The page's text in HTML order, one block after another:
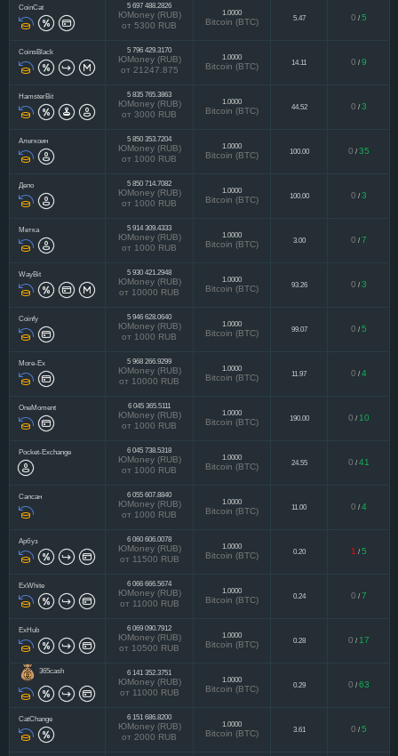
CoinCat 5 697 488.2826
ЮMoney (RUB)
от 5300 RUB
1.0000
Bitcoin (BTC) 5.47 0 / 5
CoinsBlack 5 796 429.3170
ЮMoney (RUB)
от 21247.875
1.0000
Bitcoin (BTC) 14.11 0 / 9
HamsterBit 5 835 765.3863
ЮMoney (RUB)
от 3000 RUB
1.0000
Bitcoin (BTC) 44.52 0 / 3
Альткоин 5 850 353.7204
ЮMoney (RUB)
от 1000 RUB
1.0000
Bitcoin (BTC) 100.00 0 / 35
Депо 5 850 714.7082
ЮMoney (RUB)
от 1000 RUB
1.0000
Bitcoin (BTC) 100.00 0 / 3
Метка 5 914 309.4333
ЮMoney (RUB)
от 1000 RUB
1.0000
Bitcoin (BTC) 3.00 0 / 7
WayBit 5 930 421.2948
ЮMoney (RUB)
от 10000 RUB
1.0000
Bitcoin (BTC) 93.26 0 / 3
Coinfy 5 946 628.0640
ЮMoney (RUB)
от 1000 RUB
1.0000
Bitcoin (BTC) 99.07 0 / 5
More-Ex 5 968 266.9299
ЮMoney (RUB)
от 10000 RUB
1.0000
Bitcoin (BTC) 11.97 0 / 4
OneMoment 6 045 365.5111
ЮMoney (RUB)
от 1000 RUB
1.0000
Bitcoin (BTC) 190.00 0 / 10
Pocket-Exchange 6 045 738.5318
ЮMoney (RUB)
от 1000 RUB
1.0000
Bitcoin (BTC) 24.55 0 / 41
Сапсан 6 055 607.8840
ЮMoney (RUB)
от 1000 RUB
1.0000
Bitcoin (BTC) 11.00 0 / 4
Арбуз 6 060 606.0078
ЮMoney (RUB)
от 11500 RUB
1.0000
Bitcoin (BTC) 0.20 1 / 5
ExWhite 6 066 666.5674
ЮMoney (RUB)
от 11000 RUB
1.0000
Bitcoin (BTC) 0.24 0 / 7
ExHub 6 069 090.7912
ЮMoney (RUB)
от 10500 RUB
1.0000
Bitcoin (BTC) 0.28 0 / 17
365cash 6 141 352.3751
ЮMoney (RUB)
от 11000 RUB
1.0000
Bitcoin (BTC) 0.29 0 / 63
CatChange 6 151 686.8200
ЮMoney (RUB)
от 2000 RUB
1.0000
Bitcoin (BTC) 3.61 0 / 5